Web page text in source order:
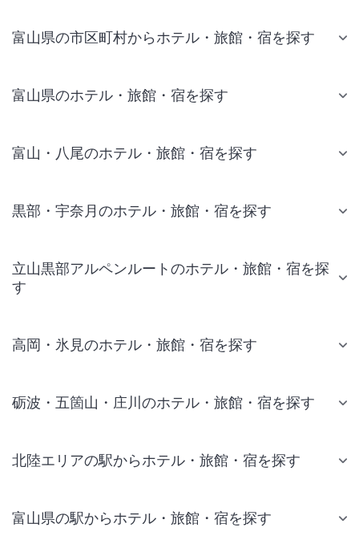
富山県の市区町村からホテル・旅館・宿を探す
富山県のホテル・旅館・宿を探す
富山・八尾のホテル・旅館・宿を探す
黒部・宇奈月のホテル・旅館・宿を探す
立山黒部アルペンルートのホテル・旅館・宿を探
す
高岡・氷見のホテル・旅館・宿を探す
砺波・五箇山・庄川のホテル・旅館・宿を探す
北陸エリアの駅からホテル・旅館・宿を探す
富山県の駅からホテル・旅館・宿を探す